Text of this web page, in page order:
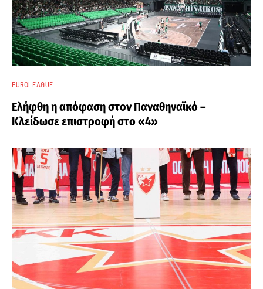
EUROLEAGUE
Ελήφθη η απόφαση στον Παναθηναϊκό –
Κλείδωσε επιστροφή στο «4»